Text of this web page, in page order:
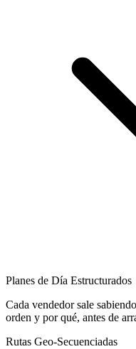
Planes de Día Estructurados
Cada vendedor sale
orden y por qué, antes de
Rutas Geo-Secuenciadas